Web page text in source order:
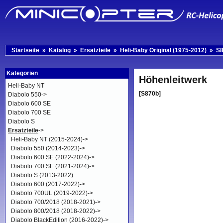
Startseite » Katalog » Ersatzteile » Heli-Baby Original (1975-2012) »
Höhenleitwerk
[S870b]
Kategorien
Heli-Baby NT
Diabolo 550->
Diabolo 600 SE
Diabolo 700 SE
Diabolo S
Ersatzteile->
Heli-Baby NT (2015-2024)->
Diabolo 550 (2014-2023)->
Diabolo 600 SE (2022-2024)->
Diabolo 700 SE (2021-2024)->
Diabolo S (2013-2022)
Diabolo 600 (2017-2022)->
Diabolo 700UL (2019-2022)->
Diabolo 700/2018 (2018-2021)->
Diabolo 800/2018 (2018-2022)->
Diabolo BlackEdition (2016-2022)->